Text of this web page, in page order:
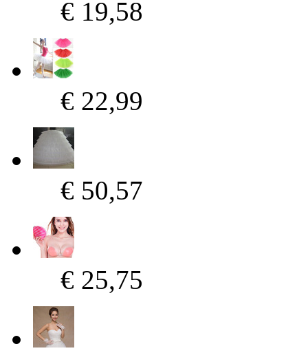
€ 19,58
€ 22,99
€ 50,57
€ 25,75